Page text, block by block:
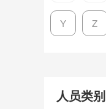
Y Z
人员类别